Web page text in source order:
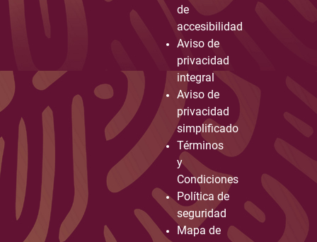
de
accesibilidad
Aviso de
privacidad
integral
Aviso de
privacidad
simplificado
Términos
y
Condiciones
Política de
seguridad
Mapa de